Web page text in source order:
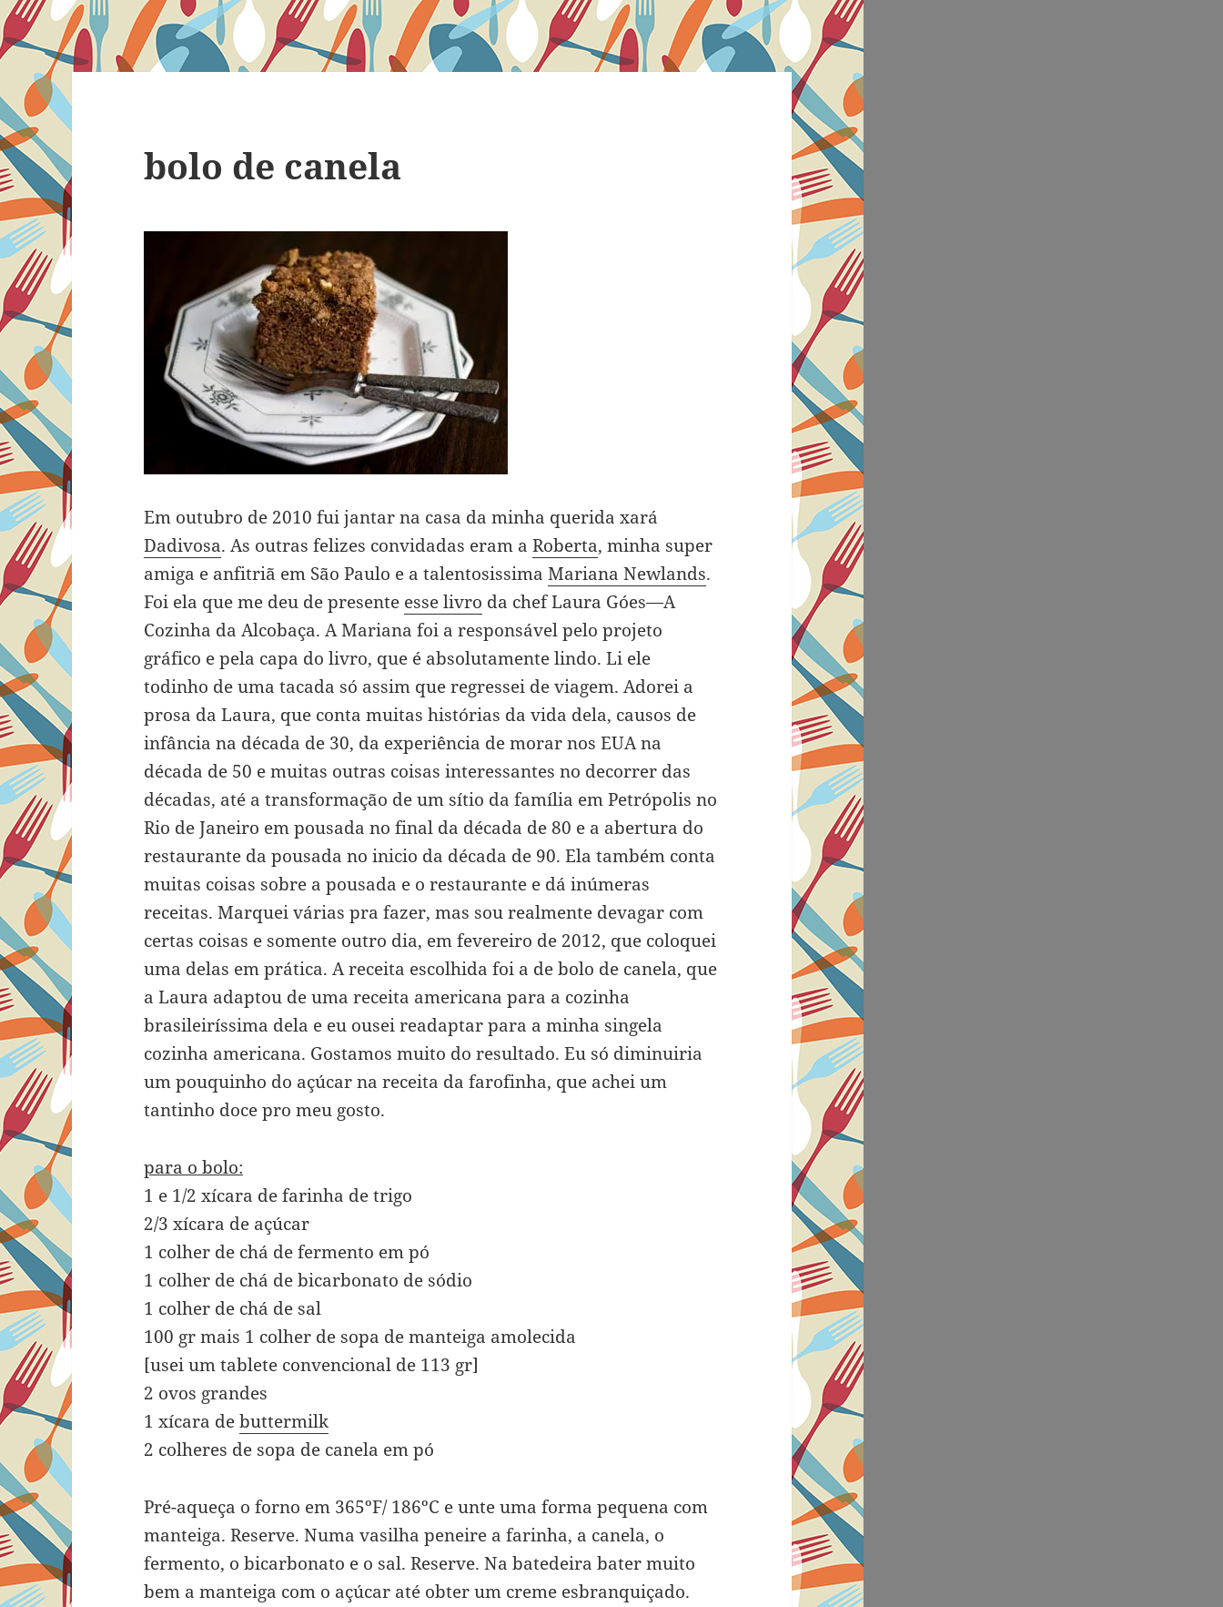
bolo de canela
Em outubro de 2010 fui jantar na casa da minha querida xará
Dadivosa. As outras felizes convidadas eram aRoberta, minha super
amiga e anfitriã em São Paulo e a talentosissimaMariana Newlands.
Foi ela que me deu de presente esse livro da chef Laura Góes—A
Cozinha da Alcobaça. A Mariana foi a responsável pelo projeto
gráfico e pela capa do livro, que é absolutamente lindo. Li ele
todinho de uma tacada só assim que regressei de viagem. Adorei a
prosa da Laura, que conta muitas histórias da vida dela, causos de
infância na década de 30, da experiência de morar nos EUA na
década de 50 e muitas outras coisas interessantes no decorrer das
décadas, até a transformação de um sítio da família em Petrópolis no
Rio de Janeiro em pousada no final da década de 80 e a abertura do
restaurante da pousada no inicio da década de 90. Ela também conta
muitas coisas sobre a pousada e o restaurante e dá inúmeras
receitas. Marquei várias pra fazer, mas sou realmente devagar com
certas coisas e somente outro dia, em fevereiro de 2012, que coloquei
uma delas em prática. A receita escolhida foi a de bolo de canela, que
a Laura adaptou de uma receita americana para a cozinha
brasileiríssima dela e eu ousei readaptar para a minha singela
cozinha americana. Gostamos muito do resultado. Eu só diminuiria
um pouquinho do açúcar na receita da farofinha, que achei um
tantinho doce pro meu gosto.
para o bolo:
1 e 1/2 xícara de farinha de trigo
2/3 xícara de açúcar
1 colher de chá de fermento em pó
1 colher de chá de bicarbonato de sódio
1 colher de chá de sal
100 gr mais 1 colher de sopa de manteiga amolecida
[usei um tablete convencional de 113 gr]
2 ovos grandes
1 xícara debuttermilk
2 colheres de sopa de canela em pó
Pré-aqueça o forno em 365ºF/ 186ºC e unte uma forma pequena com
manteiga. Reserve. Numa vasilha peneire a farinha, a canela, o
fermento, o bicarbonato e o sal. Reserve. Na batedeira bater muito
bem a manteiga com o açúcar até obter um creme esbranquiçado.